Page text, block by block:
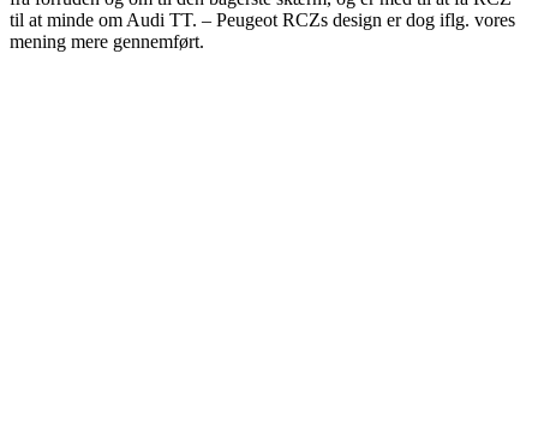
til at minde om Audi TT. – Peugeot RCZs design er dog iflg. vores
mening mere gennemført.